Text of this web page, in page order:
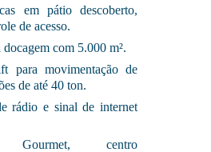
em pátio descoberto,
de acesso.
docagem com 5.000 m².
para movimentação de
de até 40 ton.
rádio e sinal de internet
Gourmet, centro